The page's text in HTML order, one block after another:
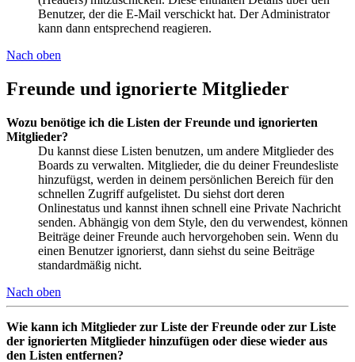
Benutzer, der die E-Mail verschickt hat. Der Administrator
kann dann entsprechend reagieren.
Nach oben
Freunde und ignorierte Mitglieder
Wozu benötige ich die Listen der Freunde und ignorierten
Mitglieder?
Du kannst diese Listen benutzen, um andere Mitglieder des
Boards zu verwalten. Mitglieder, die du deiner Freundesliste
hinzufügst, werden in deinem persönlichen Bereich für den
schnellen Zugriff aufgelistet. Du siehst dort deren
Onlinestatus und kannst ihnen schnell eine Private Nachricht
senden. Abhängig von dem Style, den du verwendest, können
Beiträge deiner Freunde auch hervorgehoben sein. Wenn du
einen Benutzer ignorierst, dann siehst du seine Beiträge
standardmäßig nicht.
Nach oben
Wie kann ich Mitglieder zur Liste der Freunde oder zur Liste
der ignorierten Mitglieder hinzufügen oder diese wieder aus
den Listen entfernen?